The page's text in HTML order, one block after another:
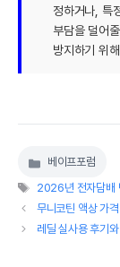
정하거나, 특
부담을 덜어
방지하기 위
카
테
베이프포럼
태
그
2026년 전자담배
무니코틴 액상 가
레딜 실사용 후기